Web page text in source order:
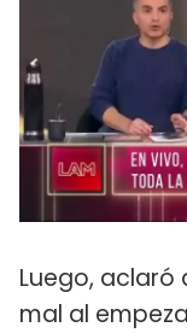
Luego, aclaró
mal al